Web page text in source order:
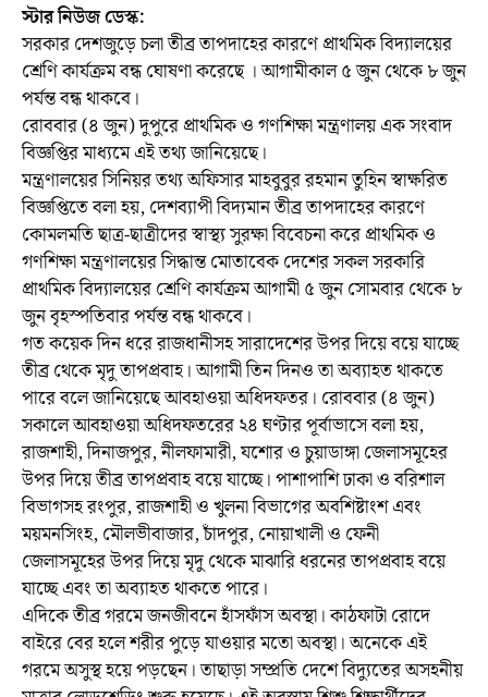
স্টার নিউজ ডেস্ক:
সরকার দেশজুড়ে চলা তীব্র তাপদাহের কারণে প্রাথমিক বিদ্যালয়ের
শ্রেণি কার্যক্রম বন্ধ ঘোষণা করেছে । আগামীকাল ৫ জুন থেকে ৮ জুন
পর্যন্ত বন্ধ থাকবে।
রোববার (৪ জুন) দুপুরে প্রাথমিক ও গণশিক্ষা মন্ত্রণালয় এক সংবাদ
বিজ্ঞপ্তির মাধ্যমে এই তথ্য জানিয়েছে।
মন্ত্রণালয়ের সিনিয়র তথ্য অফিসার মাহবুবুর রহমান তুহিন স্বাক্ষরিত
বিজ্ঞপ্তিতে বলা হয়, দেশব্যাপী বিদ্যমান তীব্র তাপদাহের কারণে
কোমলমতি ছাত্র-ছাত্রীদের স্বাস্থ্য সুরক্ষা বিবেচনা করে প্রাথমিক ও
গণশিক্ষা মন্ত্রণালয়ের সিদ্ধান্ত মোতাবেক দেশের সকল সরকারি
প্রাথমিক বিদ্যালয়ের শ্রেণি কার্যক্রম আগামী ৫ জুন সোমবার থেকে ৮
জুন বৃহস্পতিবার পর্যন্ত বন্ধ থাকবে।
গত কয়েক দিন ধরে রাজধানীসহ সারাদেশের উপর দিয়ে বয়ে যাচ্ছে
তীব্র থেকে মৃদু তাপপ্রবাহ। আগামী তিন দিনও তা অব্যাহত থাকতে
পারে বলে জানিয়েছে আবহাওয়া অধিদফতর। রোববার (৪ জুন)
সকালে আবহাওয়া অধিদফতরের ২৪ ঘণ্টার পূর্বাভাসে বলা হয়,
রাজশাহী, দিনাজপুর, নীলফামারী, যশোর ও চুয়াডাঙ্গা জেলাসমূহের
উপর দিয়ে তীব্র তাপপ্রবাহ বয়ে যাচ্ছে। পাশাপাশি ঢাকা ও বরিশাল
বিভাগসহ রংপুর, রাজশাহী ও খুলনা বিভাগের অবশিষ্টাংশ এবং
ময়মনসিংহ, মৌলভীবাজার, চাঁদপুর, নোয়াখালী ও ফেনী
জেলাসমূহের উপর দিয়ে মৃদু থেকে মাঝারি ধরনের তাপপ্রবাহ বয়ে
যাচ্ছে এবং তা অব্যাহত থাকতে পারে।
এদিকে তীব্র গরমে জনজীবনে হাঁসফাঁস অবস্থা। কাঠফাটা রোদে
বাইরে বের হলে শরীর পুড়ে যাওয়ার মতো অবস্থা। অনেকে এই
গরমে অসুস্থ হয়ে পড়ছেন। তাছাড়া সম্প্রতি দেশে বিদ্যুতের অসহনীয়